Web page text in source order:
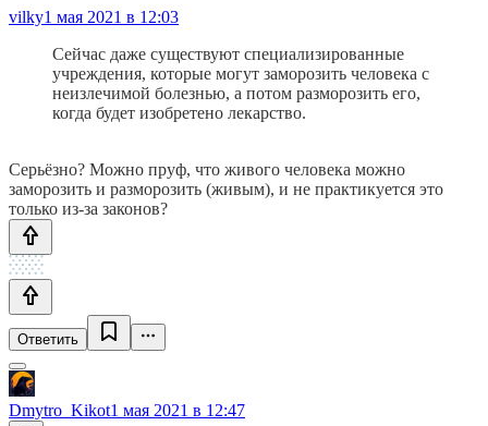
vilky1 мая 2021 в 12:03
Сейчас даже существуют специализированные
учреждения, которые могут заморозить человека с
неизлечимой болезнью, а потом разморозить его,
когда будет изобретено лекарство.
Серьёзно? Можно пруф, что живого человека можно
заморозить и разморозить (живым), и не практикуется это
только из-за законов?
Ответить
Dmytro_Kikot1 мая 2021 в 12:47